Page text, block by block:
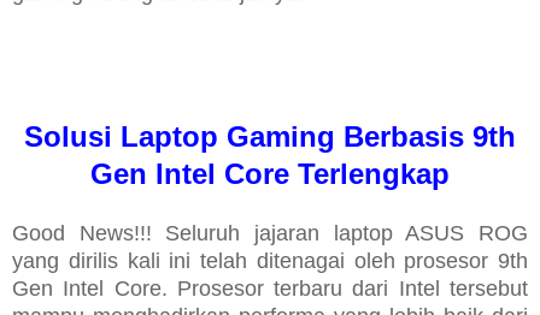
Solusi Laptop Gaming Berbasis 9th
Gen Intel Core Terlengkap
Good News!!! Seluruh jajaran laptop ASUS ROG
yang dirilis kali ini telah ditenagai oleh prosesor 9th
Gen Intel Core. Prosesor terbaru dari Intel tersebut